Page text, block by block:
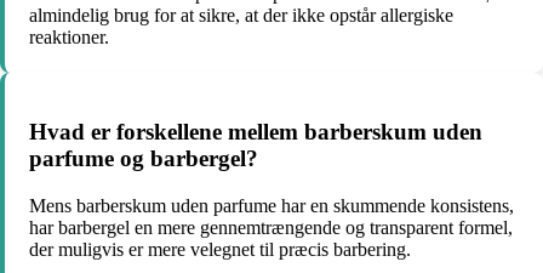
almindelig brug for at sikre, at der ikke opstår allergiske
reaktioner.
Hvad er forskellene mellem barberskum uden
parfume og barbergel?
Mens barberskum uden parfume har en skummende konsistens,
har barbergel en mere gennemtrængende og transparent formel,
der muligvis er mere velegnet til præcis barbering.